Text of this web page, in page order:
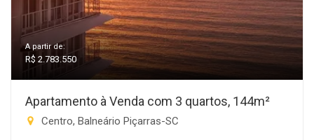
A partir de:
R$ 2.783.550
Apartamento à Venda com 3 quartos, 144m²
Centro, Balneário Piçarras-SC